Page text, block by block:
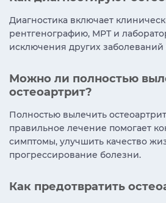
Диагностика включает
рентгенографию, МРТ и
исключения других заболеваний
Можно ли полностью
остеоартрит?
Полностью вылечить
правильное лечение помогает
симптомы, улучшить качество
прогрессирование болезни.
Как предотвратить